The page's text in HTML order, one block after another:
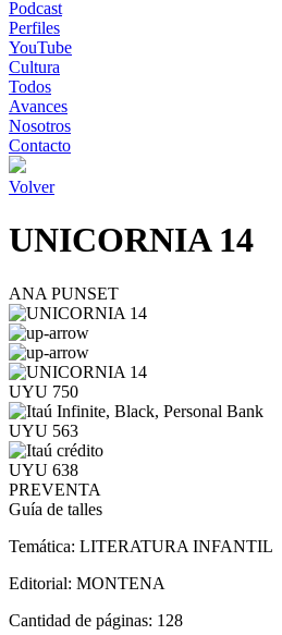
Podcast
Perfiles
YouTube
Cultura
Todos
Avances
Nosotros
Contacto
Volver
UNICORNIA 14
ANA PUNSET
UYU 750
UYU 563
UYU 638
PREVENTA
Guía de talles
Temática: LITERATURA INFANTIL
Editorial: MONTENA
Cantidad de páginas: 128